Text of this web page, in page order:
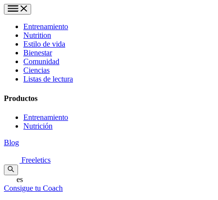
Entrenamiento
Nutrition
Estilo de vida
Bienestar
Comunidad
Ciencias
Listas de lectura
Productos
Entrenamiento
Nutrición
Blog
Freeletics
es
Consigue tu Coach